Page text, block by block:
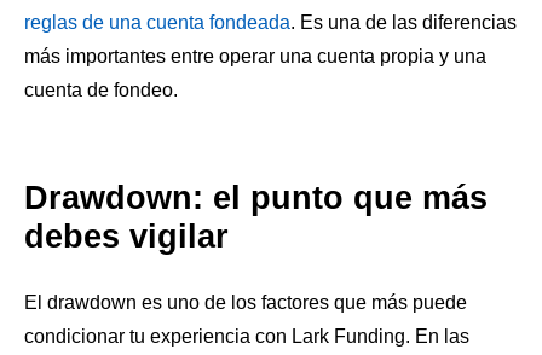
reglas de una cuenta fondeada. Es una de las diferencias
más importantes entre operar una cuenta propia y una
cuenta de fondeo.
Drawdown: el punto que más
debes vigilar
El drawdown es uno de los factores que más puede
condicionar tu experiencia con Lark Funding. En las